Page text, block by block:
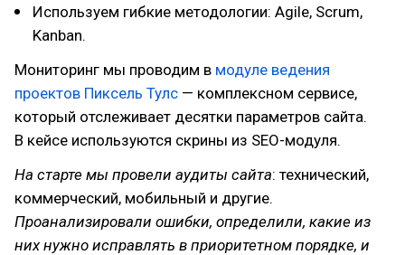
Используем гибкие методологии: Agile, Scrum,
Kanban.
Мониторинг мы проводим в модуле ведения
проектов Пиксель Тулс — комплексном сервисе,
который отслеживает десятки параметров сайта.
В кейсе используются скрины из SEO-модуля.
На старте мы провели аудиты сайта: технический,
коммерческий, мобильный и другие.
Проанализировали ошибки, определили, какие из
них нужно исправлять в приоритетном порядке, и